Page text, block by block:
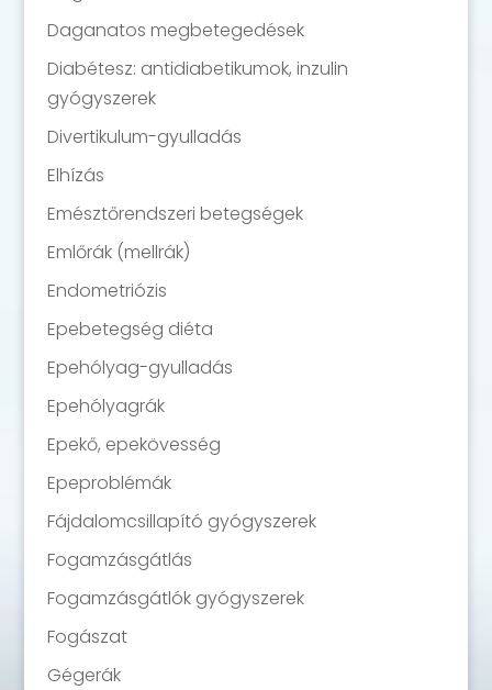
Daganatos megbetegedések
Diabétesz: antidiabetikumok, inzulin
gyógyszerek
Divertikulum-gyulladás
Elhízás
Emésztőrendszeri betegségek
Emlőrák (mellrák)
Endometriózis
Epebetegség diéta
Epehólyag-gyulladás
Epehólyagrák
Epekő, epekövesség
Epeproblémák
Fájdalomcsillapító gyógyszerek
Fogamzásgátlás
Fogamzásgátlók gyógyszerek
Fogászat
Gégerák